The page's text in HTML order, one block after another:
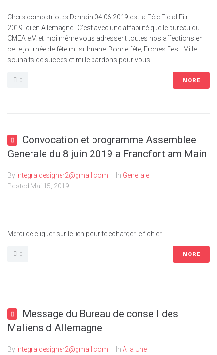
Chers compatriotes Demain 04.06.2019 est la Fête Eid al Fitr
2019 ici en Allemagne . C’est avec une affabilité que le bureau du
CMEA e.V. et moi même vous adressent toutes nos affections en
cette journée de fête musulmane. Bonne fête; Frohes Fest. Mille
souhaits de succès et mille pardons pour vous...
0 MORE
Convocation et programme Assemblee
Generale du 8 juin 2019 a Francfort am Main
By integraldesigner2@gmail.com In Generale
Posted Mai 15, 2019
Merci de cliquer sur le lien pour telecharger le fichier
0 MORE
Message du Bureau de conseil des
Maliens d Allemagne
By integraldesigner2@gmail.com In A la Une